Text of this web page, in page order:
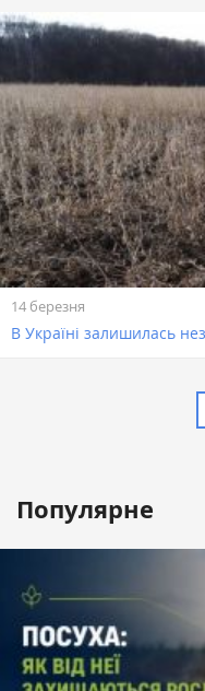
14 березня
В Україні залишилась
Популярне